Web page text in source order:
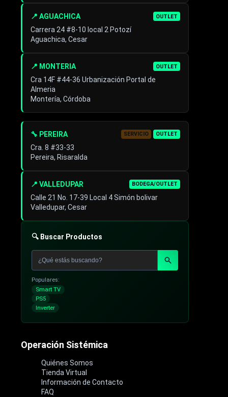
📍 AGUACHICA OUTLET
Carrera 24 #8-10 local 2 Potozí
Aguachica, Cesar
📍 MONTERIA OUTLET
Cra 14F #44-36 Urbanización Portal de
Almeria
Montería, Córdoba
📍 VALLEDUPAR BODEGA/OUTLET
Calle 21 No. 17-39 Local 4 Simón bolivar
Valledupar, Cesar
🔧 PEREIRA SERVICIO OUTLET
Cra. 8 #33-33
Pereira, Risaralda
🔍 Buscar Productos
Populares:
Smart TV
PS5
Inverter
Operación Sistémica
Quiénes Somos
Tienda Virtual
Información de Contacto
FAQ